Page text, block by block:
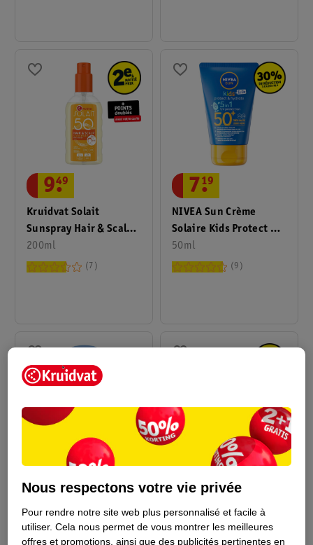
Kruidvat Solait
Sunspray Hair & Scalp
FPS 50
200ml
9.
49
7
NIVEA Sun Crème
Solaire Kids Protect &
Hydrate FPS50+
50ml
7.
19
9
NIVEA Sun Lait Solaire
Protect & Hydrate
FPS30 Format Voyage
30ml
3.
99
NIVEA Sun Fluide Daily
Ultra Light Teinté Clair
Breathable UV
40ml
18.
99
Nous respectons votre vie privée
Pour rendre notre site web plus personnalisé et facile à
utiliser. Cela nous permet de vous montrer les meilleures
offres et promotions, ainsi que des publicités pertinentes en